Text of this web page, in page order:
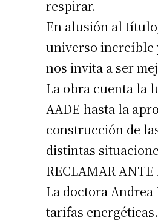
respirar.
En alusión al
universo increíble
nos invita a ser
La obra cuenta la
AADE hasta la
construcción de
distintas
RECLAMAR ANTE
La doctora
tarifas